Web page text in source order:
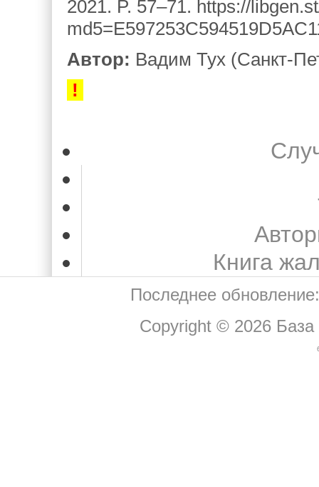
2021. P. 57–71. https://
Автор: Вадим Тух (Санкт-
!
Книга
Последнее
Copyright © 2026 База